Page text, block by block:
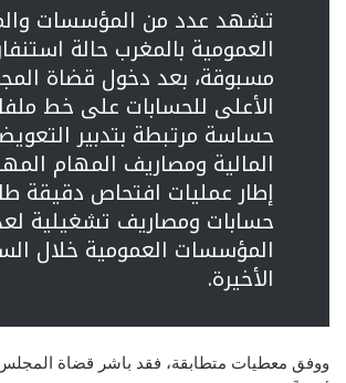
تشهد عدد من المؤسسات
العمومية بالمغرب حالة
مسبوقة، بعد دخول قضاة
الأعلى للحسابات على خط
حساسة مرتبطة بتدبير
المالية ومصاريف المهام
إطار عمليات افتحاص دقيقة
حسابات ومصاريف تشغيلية
المؤسسات العمومية خلال
الأخيرة.
ووفق معطيات متطابقة، فقد باشر قضاة